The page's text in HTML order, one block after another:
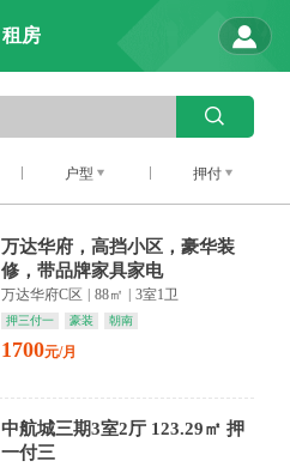
租房
户型 押付
万达华府，高挡小区，豪华装
修，带品牌家具家电
万达华府C区 88㎡ 3室1卫
押三付一 豪装 朝南
1700元/月
中航城三期3室2厅 123.29㎡ 押
一付三